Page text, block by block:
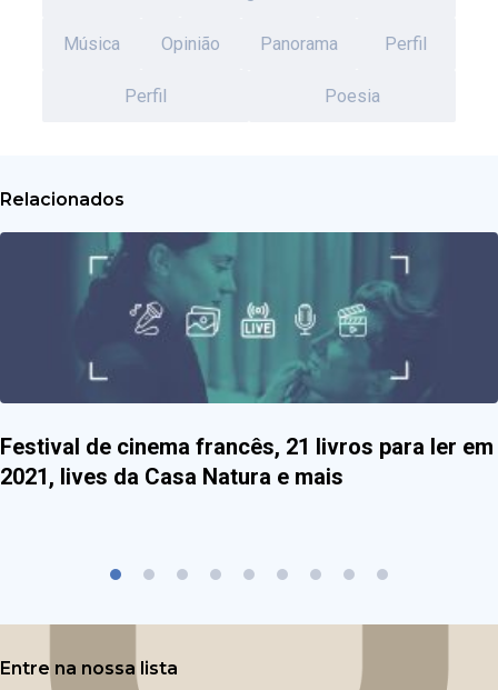
Música Opinião Panorama Perfil
Perfil Poesia
Relacionados
Festival de cinema francês, 21 livros para ler em
2021, lives da Casa Natura e mais
Entre na nossa lista